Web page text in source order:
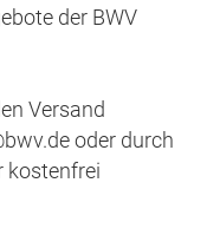
der BWV
Versand
oder durch
kostenfrei